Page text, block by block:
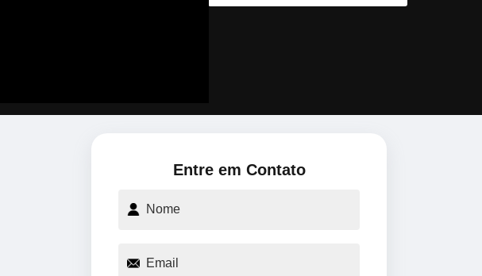
Entre em Contato